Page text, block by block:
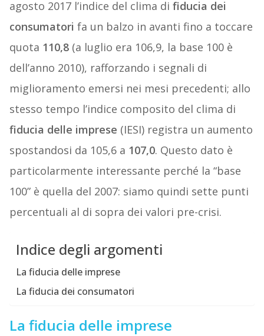
agosto 2017 l’indice del clima di fiducia dei
consumatori fa un balzo in avanti fino a toccare
quota 110,8(a luglio era 106,9, la base 100 è
dell’anno 2010), rafforzando i segnali di
miglioramento emersi nei mesi precedenti; allo
stesso tempo l’indice composito del clima di
fiducia delle imprese (IESI) registra un aumento
spostandosi da 105,6 a 107,0. Questo dato è
particolarmente interessante perché la “base
100” è quella del 2007: siamo quindi sette punti
percentuali al di sopra dei valori pre-crisi.
Indice degli argomenti
La fiducia delle imprese
La fiducia dei consumatori
La fiducia delle imprese